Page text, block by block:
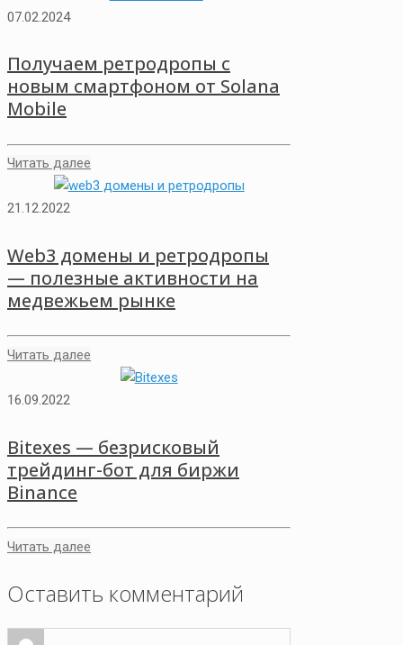
07.02.2024
Получаем ретродропы с
новым смартфоном от Solana
Mobile
Читать далее
21.12.2022
Web3 домены и ретродропы
— полезные активности на
медвежьем рынке
Читать далее
16.09.2022
Bitexes — безрисковый
трейдинг-бот для биржи
Binance
Читать далее
Оставить комментарий